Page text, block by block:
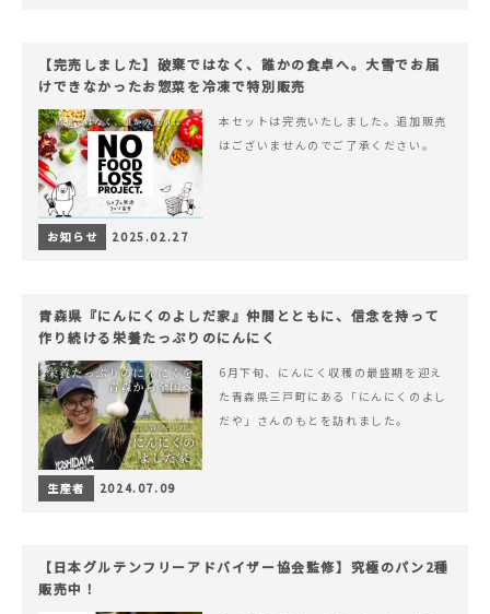
【完売しました】破棄ではなく、誰かの食卓へ。大雪でお届
けできなかったお惣菜を冷凍で特別販売
本セットは完売いたしました。追加販売
はございませんのでご了承ください。
お知らせ 2025.02.27
青森県『にんにくのよしだ家』仲間とともに、信念を持って
作り続ける栄養たっぷりのにんにく
6月下旬、にんにく収穫の最盛期を迎え
た青森県三戸町にある「にんにくのよし
だや」さんのもとを訪れました。
生産者 2024.07.09
【日本グルテンフリーアドバイザー協会監修】究極のパン2種
販売中！